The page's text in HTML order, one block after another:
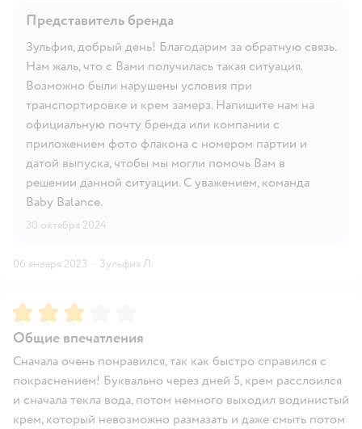
Представитель бренда
Зульфия, добрый день! Благодарим за обратную связь.
Нам жаль, что с Вами получилась такая ситуация.
Возможно были нарушены условия при
транспортировке и крем замерз. Напишите нам на
официальную почту бренда или компании с
приложением фото флакона с номером партии и
датой выпуска, чтобы мы могли помочь Вам в
решении данной ситуации. С уважением, команда
Baby Balance.
30 октября 2024
06 января 2023 · Зульфия Л.
Рейтинг:3
Общие впечатления
Сначала очень понравился, так как быстро справился с
покраснением! Буквально через дней 5, крем расслоился
и сначала текла вода, потом немного выходил водинистый
крем, который невозможно размазать и даже смыть потом